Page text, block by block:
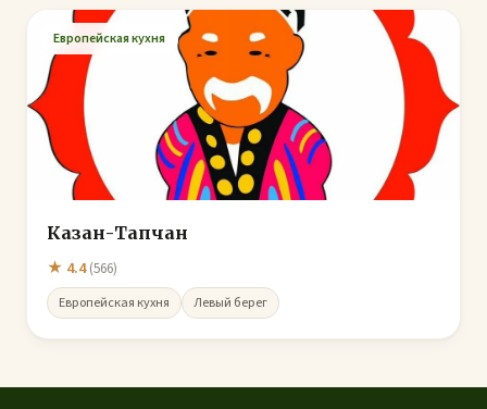
Европейская кухня
Казан-Тапчан
★ 4.4(566)
Европейская кухня Левый берег